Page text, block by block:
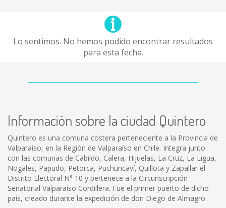
Lo sentimos. No hemos podido encontrar resultados
para esta fecha.
Información sobre la ciudad Quintero
Quintero es una comuna costera perteneciente a la Provincia de
Valparaíso, en la Región de Valparaíso en Chile. Integra junto
con las comunas de Cabildo, Calera, Hijuelas, La Cruz, La Ligua,
Nogales, Papudo, Petorca, Puchuncaví, Quillota y Zapallar el
Distrito Electoral N° 10 y pertenece a la Circunscripción
Senatorial Valparaíso Cordillera. Fue el primer puerto de dicho
país, creado durante la expedición de don Diego de Almagro.